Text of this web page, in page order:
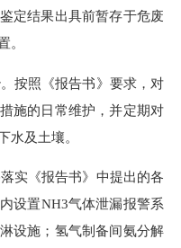
定结果出具前暂存于危废
。
按照《报告书》要求，对
施的日常维护，并定期对
水及土壤。
实《报告书》 中提出的各
设置NH3气体泄漏报警系
设施；氢气制备间氨分解